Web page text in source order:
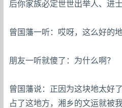
后你家族必定世世出举人、进士
曾国藩一听：哎呀，这么好的
朋友一听就傻了：为什么啊？
曾国藩说：正因为这块地太好
占了这地方，湘乡的文运就被